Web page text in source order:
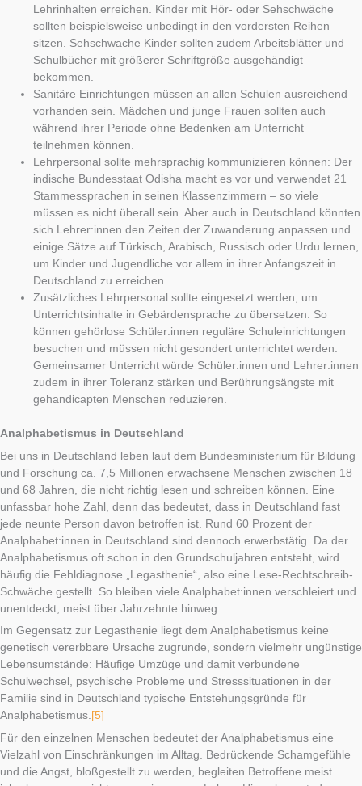
Lehrinhalten erreichen. Kinder mit Hör- oder Sehschwäche
sollten beispielsweise unbedingt in den vordersten Reihen
sitzen. Sehschwache Kinder sollten zudem Arbeitsblätter und
Schulbücher mit größerer Schriftgröße ausgehändigt
bekommen.
Sanitäre Einrichtungen müssen an allen Schulen ausreichend
vorhanden sein. Mädchen und junge Frauen sollten auch
während ihrer Periode ohne Bedenken am Unterricht
teilnehmen können.
Lehrpersonal sollte mehrsprachig kommunizieren können: Der
indische Bundesstaat Odisha macht es vor und verwendet 21
Stammessprachen in seinen Klassenzimmern – so viele
müssen es nicht überall sein. Aber auch in Deutschland könnten
sich Lehrer:innen den Zeiten der Zuwanderung anpassen und
einige Sätze auf Türkisch, Arabisch, Russisch oder Urdu lernen,
um Kinder und Jugendliche vor allem in ihrer Anfangszeit in
Deutschland zu erreichen.
Zusätzliches Lehrpersonal sollte eingesetzt werden, um
Unterrichtsinhalte in Gebärdensprache zu übersetzen. So
können gehörlose Schüler:innen reguläre Schuleinrichtungen
besuchen und müssen nicht gesondert unterrichtet werden.
Gemeinsamer Unterricht würde Schüler:innen und Lehrer:innen
zudem in ihrer Toleranz stärken und Berührungsängste mit
gehandicapten Menschen reduzieren.
Analphabetismus in Deutschland
Bei uns in Deutschland leben laut dem Bundesministerium für Bildung
und Forschung ca. 7,5 Millionen erwachsene Menschen zwischen 18
und 68 Jahren, die nicht richtig lesen und schreiben können. Eine
unfassbar hohe Zahl, denn das bedeutet, dass in Deutschland fast
jede neunte Person davon betroffen ist. Rund 60 Prozent der
Analphabet:innen in Deutschland sind dennoch erwerbstätig. Da der
Analphabetismus oft schon in den Grundschuljahren entsteht, wird
häufig die Fehldiagnose „Legasthenie“, also eine Lese-Rechtschreib-
Schwäche gestellt. So bleiben viele Analphabet:innen verschleiert und
unentdeckt, meist über Jahrzehnte hinweg.
Im Gegensatz zur Legasthenie liegt dem Analphabetismus keine
genetisch vererbbare Ursache zugrunde, sondern vielmehr ungünstige
Lebensumstände: Häufige Umzüge und damit verbundene
Schulwechsel, psychische Probleme und Stresssituationen in der
Familie sind in Deutschland typische Entstehungsgründe für
Analphabetismus. [5]
Für den einzelnen Menschen bedeutet der Analphabetismus eine
Vielzahl von Einschränkungen im Alltag. Bedrückende Schamgefühle
und die Angst, bloßgestellt zu werden, begleiten Betroffene meist